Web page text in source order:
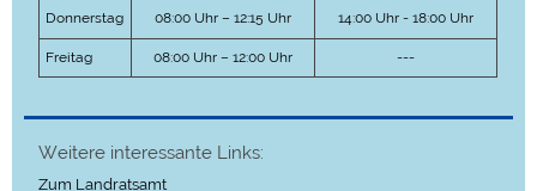
Donnerstag 08:00 Uhr – 12:15 Uhr 14:00 Uhr - 18:00 Uhr
Freitag 08:00 Uhr – 12:00 Uhr ---
Weitere interessante Links:
Zum Landratsamt